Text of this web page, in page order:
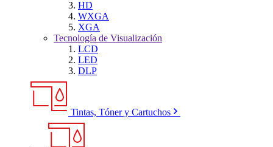
HD
WXGA
XGA
Tecnología de Visualización
LCD
LED
DLP
Tintas, Tóner y Cartuchos